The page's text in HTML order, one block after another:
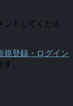
ントしてくださ
規登録・ログイン
。